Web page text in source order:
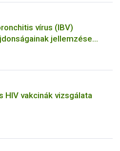
vírus (IBV)
jellemzése
biológiai eszközökkel
HIV vakcinák vizsgálata